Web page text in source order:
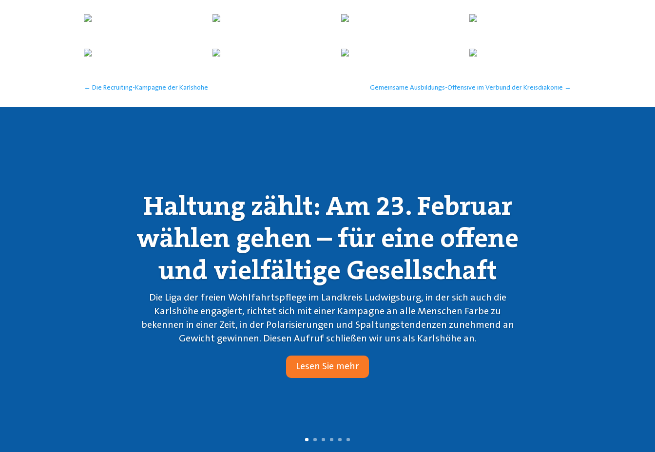
← Die Recruiting-Kampagne der Karlshöhe Gemeinsame Ausbildungs-Offensive im Verbund der Kreisdiakonie →
Haltung zählt: Am 23. Februar
wählen gehen – für eine offene
und vielfältige Gesellschaft
Die Liga der freien Wohlfahrtspflege im Landkreis Ludwigsburg, in der sich auch die
Karlshöhe engagiert, richtet sich mit einer Kampagne an alle Menschen Farbe zu
bekennen in einer Zeit, in der Polarisierungen und Spaltungstendenzen zunehmend an
Gewicht gewinnen. Diesen Aufruf schließen wir uns als Karlshöhe an.
Lesen Sie mehr